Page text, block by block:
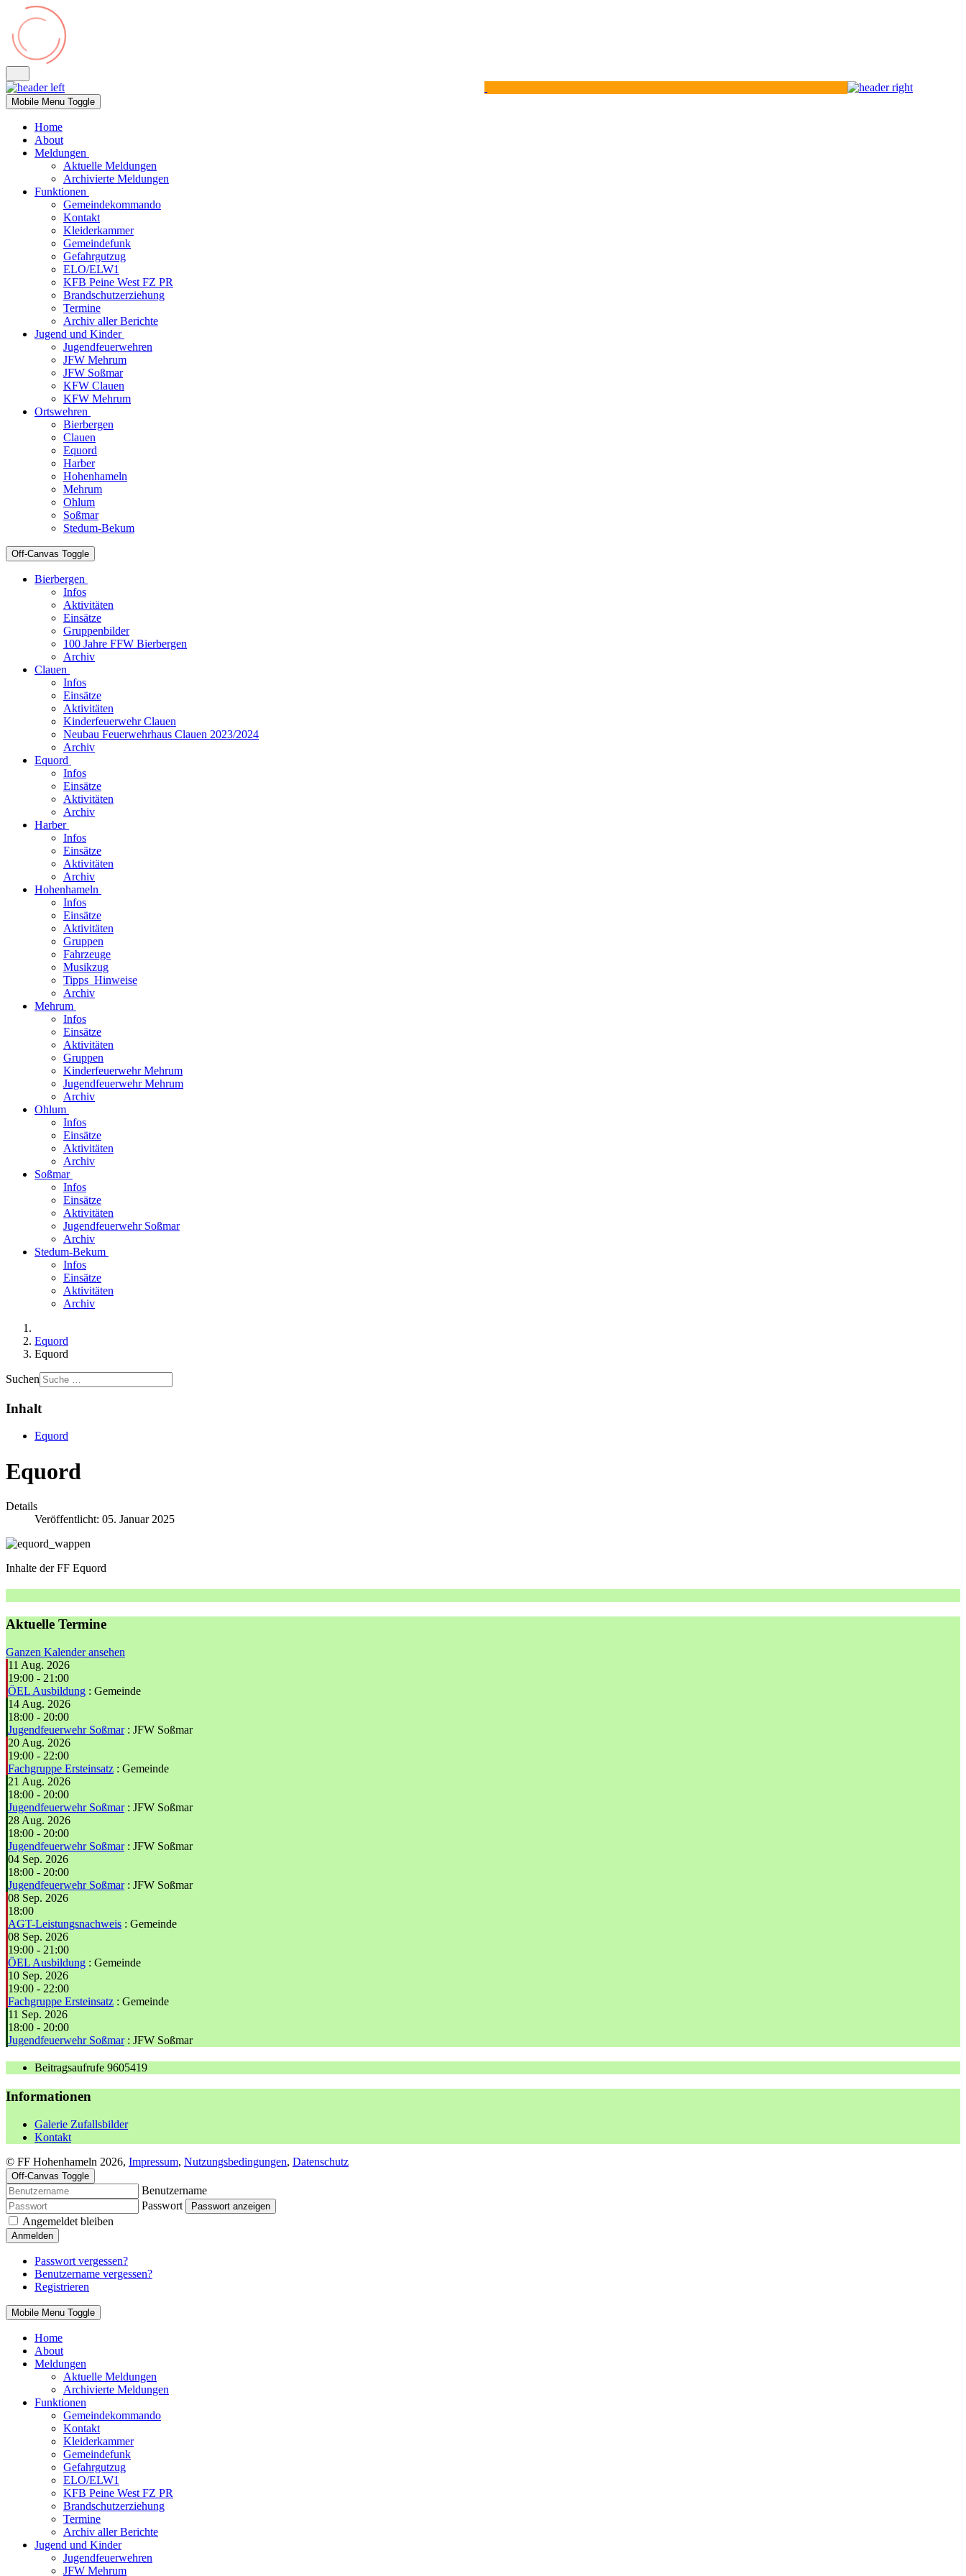
Mobile Menu Toggle
Home
About
Meldungen
Aktuelle Meldungen
Archivierte Meldungen
Funktionen
Gemeindekommando
Kontakt
Kleiderkammer
Gemeindefunk
Gefahrgutzug
ELO/ELW1
KFB Peine West FZ PR
Brandschutzerziehung
Termine
Archiv aller Berichte
Jugend und Kinder
Jugendfeuerwehren
JFW Mehrum
JFW Soßmar
KFW Clauen
KFW Mehrum
Ortswehren
Bierbergen
Clauen
Equord
Harber
Hohenhameln
Mehrum
Ohlum
Soßmar
Stedum-Bekum
Off-Canvas Toggle
Bierbergen
Infos
Aktivitäten
Einsätze
Gruppenbilder
100 Jahre FFW Bierbergen
Archiv
Clauen
Infos
Einsätze
Aktivitäten
Kinderfeuerwehr Clauen
Neubau Feuerwehrhaus Clauen 2023/2024
Archiv
Equord
Infos
Einsätze
Aktivitäten
Archiv
Harber
Infos
Einsätze
Aktivitäten
Archiv
Hohenhameln
Infos
Einsätze
Aktivitäten
Gruppen
Fahrzeuge
Musikzug
Tipps_Hinweise
Archiv
Mehrum
Infos
Einsätze
Aktivitäten
Gruppen
Kinderfeuerwehr Mehrum
Jugendfeuerwehr Mehrum
Archiv
Ohlum
Infos
Einsätze
Aktivitäten
Archiv
Soßmar
Infos
Einsätze
Aktivitäten
Jugendfeuerwehr Soßmar
Archiv
Stedum-Bekum
Infos
Einsätze
Aktivitäten
Archiv
Equord
Equord
Suchen
Inhalt
Equord
Equord
Details
Veröffentlicht: 05. Januar 2025
Inhalte der FF Equord
Aktuelle Termine
Ganzen Kalender ansehen
11 Aug. 2026
19:00 - 21:00
ÖEL Ausbildung : Gemeinde
14 Aug. 2026
18:00 - 20:00
Jugendfeuerwehr Soßmar: JFW Soßmar
20 Aug. 2026
19:00 - 22:00
Fachgruppe Ersteinsatz : Gemeinde
21 Aug. 2026
18:00 - 20:00
Jugendfeuerwehr Soßmar: JFW Soßmar
28 Aug. 2026
18:00 - 20:00
Jugendfeuerwehr Soßmar: JFW Soßmar
04 Sep. 2026
18:00 - 20:00
Jugendfeuerwehr Soßmar: JFW Soßmar
08 Sep. 2026
18:00
AGT-Leistungsnachweis : Gemeinde
08 Sep. 2026
19:00 - 21:00
ÖEL Ausbildung : Gemeinde
10 Sep. 2026
19:00 - 22:00
Fachgruppe Ersteinsatz : Gemeinde
11 Sep. 2026
18:00 - 20:00
Jugendfeuerwehr Soßmar: JFW Soßmar
Beitragsaufrufe 9605419
Informationen
Galerie Zufallsbilder
Kontakt
© FF Hohenhameln 2026, Impressum, Nutzungsbedingungen, Datenschutz
Off-Canvas Toggle
Benutzername
Passwort
Passwort anzeigen
Angemeldet bleiben
Anmelden
Passwort vergessen?
Benutzername vergessen?
Registrieren
Mobile Menu Toggle
Home
About
Meldungen
Aktuelle Meldungen
Archivierte Meldungen
Funktionen
Gemeindekommando
Kontakt
Kleiderkammer
Gemeindefunk
Gefahrgutzug
ELO/ELW1
KFB Peine West FZ PR
Brandschutzerziehung
Termine
Archiv aller Berichte
Jugend und Kinder
Jugendfeuerwehren
JFW Mehrum